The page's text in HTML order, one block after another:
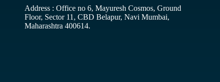
Address : Office no 6, Mayuresh Cosmos, Ground
Floor, Sector 11, CBD Belapur, Navi Mumbai,
Maharashtra 400614.